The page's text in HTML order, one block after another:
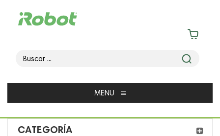
MENU ≡
CATEGORÍA